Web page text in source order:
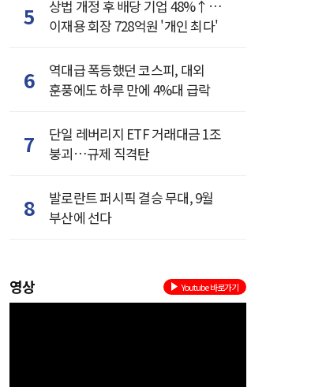
5
상법 개정 후 배당 기업 48%↑…
이재용 회장 728억원 '개인 최다'
6
역대급 폭등했던 코스피, 대외
훈풍에도 하루 만에 4%대 급락
7
단일 레버리지 ETF 거래대금 1조
붕괴…규제 직격탄
8
발로란트 퍼시픽 결승 무대, 9월
부산에 선다
영상 Youtube 바로가기